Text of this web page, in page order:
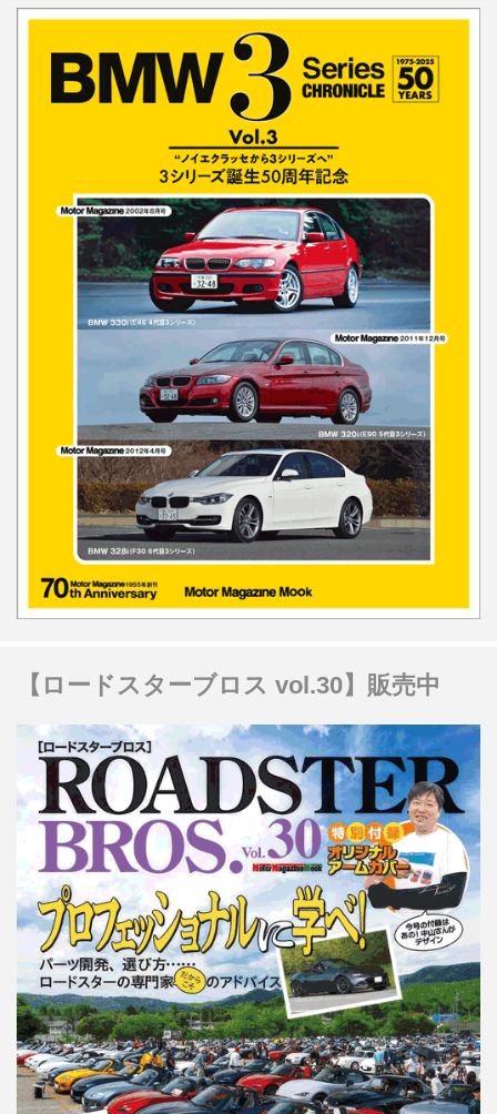
【ロードスターブロス vol.30】販売中